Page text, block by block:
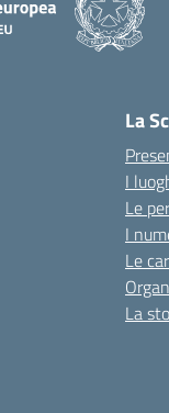
La
I
Le
I
Le
La